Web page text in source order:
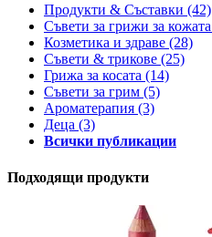
Продукти & Съставки (42)
Съвети за грижи за кожата
Козметика и здраве (28)
Съвети & трикове (25)
Грижа за косата (14)
Съвети за грим (5)
Ароматерапия (3)
Деца (3)
Всички публикации
Подходящи продукти